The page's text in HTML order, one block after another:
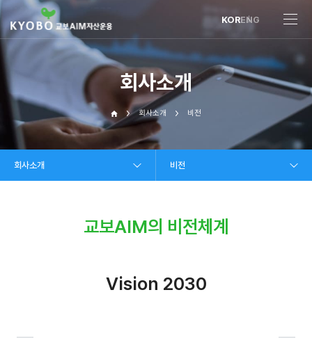
KORENG
회사소개
회사소개 비전
회사소개 비전
교보AIM의 비전체계
Vision 2030